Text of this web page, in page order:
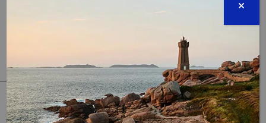
PARTAGER CET ARTICLE: